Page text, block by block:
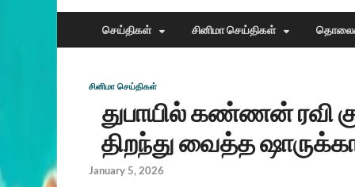
செய்திகள் சினிமா செய்திகள்
சினிமா செய்திகள்
துபாயில் கண்ணன் ரவி
திறந்து வைத்த
January 5, 2026